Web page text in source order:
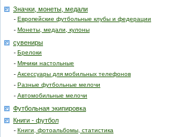
Значки, монеты, медали
- Европейские футбольные клубы и федерации
- Монеты, медали, кулоны
сувениры
- Брелоки
- Мячики настольные
- Аксессуары для мобильных телефонов
- Разные футбольные мелочи
- Автомобильные мелочи
Футбольная экипировка
Книги - футбол
- Книги, фотоальбомы, статистика